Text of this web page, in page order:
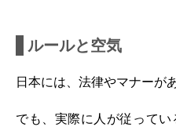
ルールと空気
日本には、法律やマナーが
でも、実際に人が従ってい